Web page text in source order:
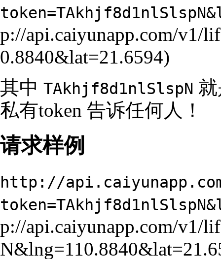
其中 TAkhjf8d1nlSlspN
私有token 告诉任何人！
请求样例
http://